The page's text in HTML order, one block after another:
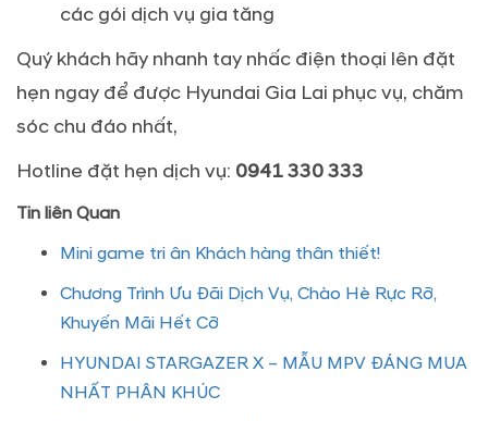
các gói dịch vụ gia tăng
Quý khách hãy nhanh tay nhấc điện thoại lên đặt
hẹn ngay để được Hyundai Gia Lai phục vụ, chăm
sóc chu đáo nhất,
Hotline đặt hẹn dịch vụ: 0941 330 333
Tin liên Quan
Mini game tri ân Khách hàng thân thiết!
Chương Trình Ưu Đãi Dịch Vụ, Chào Hè Rực Rỡ,
Khuyến Mãi Hết Cỡ
HYUNDAI STARGAZER X – MẪU MPV ĐÁNG MUA
NHẤT PHÂN KHÚC